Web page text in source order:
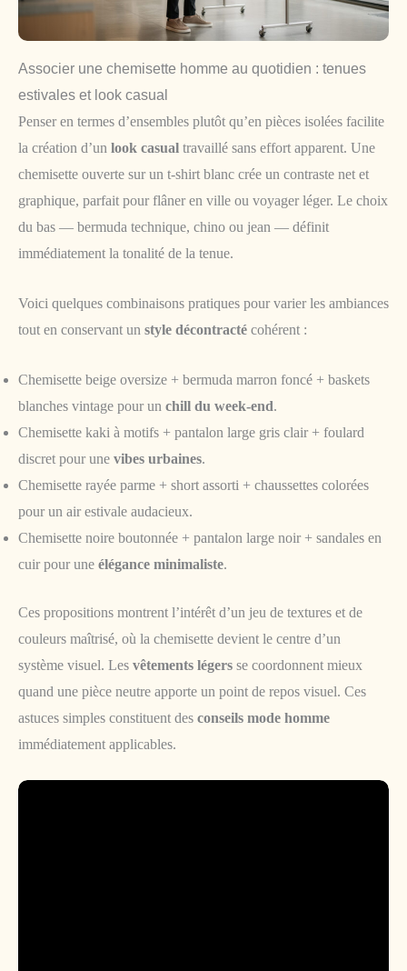
Associer une chemisette homme au quotidien : tenues
estivales et look casual
Penser en termes d’ensembles plutôt qu’en pièces isolées facilite
la création d’un look casual travaillé sans effort apparent. Une
chemisette ouverte sur un t-shirt blanc crée un contraste net et
graphique, parfait pour flâner en ville ou voyager léger. Le choix
du bas — bermuda technique, chino ou jean — définit
immédiatement la tonalité de la tenue.
Voici quelques combinaisons pratiques pour varier les ambiances
tout en conservant un style décontracté cohérent :
Chemisette beige oversize + bermuda marron foncé + baskets
blanches vintage pour un chill du week-end.
Chemisette kaki à motifs + pantalon large gris clair + foulard
discret pour une vibes urbaines.
Chemisette rayée parme + short assorti + chaussettes colorées
pour un air estivale audacieux.
Chemisette noire boutonnée + pantalon large noir + sandales en
cuir pour une élégance minimaliste.
Ces propositions montrent l’intérêt d’un jeu de textures et de
couleurs maîtrisé, où la chemisette devient le centre d’un
système visuel. Les vêtements légers se coordonnent mieux
quand une pièce neutre apporte un point de repos visuel. Ces
astuces simples constituent des conseils mode homme
immédiatement applicables.